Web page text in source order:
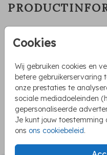
Cookies
Wij gebruiken cookies en
betere gebruikerservaring
onze prestaties te
sociale mediadoeleinden
gepersonaliseerde
Je kunt jouw toestemming
ons ons cookiebeleid.
Vrolijke poster voor een
en een aapje. De tropische
Pas de naam en de
editor.
Toon meer
COLLECTIE